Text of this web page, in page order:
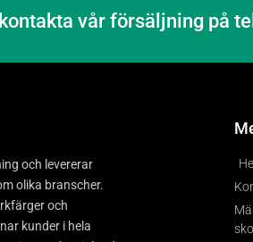
vår försäljning på
och levererar
olika branscher.
och
kunder i hela